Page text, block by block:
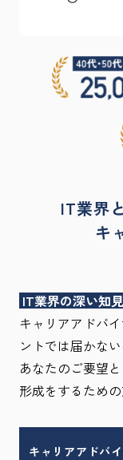
IT業界
キ
IT業界の深い知見
キャリアアドバ
ントでは届かな
あなたのご要望
形成をするため
キャリアアドバ